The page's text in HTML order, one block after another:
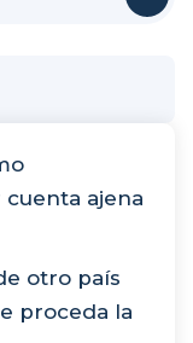
ajena
otro país
proceda la